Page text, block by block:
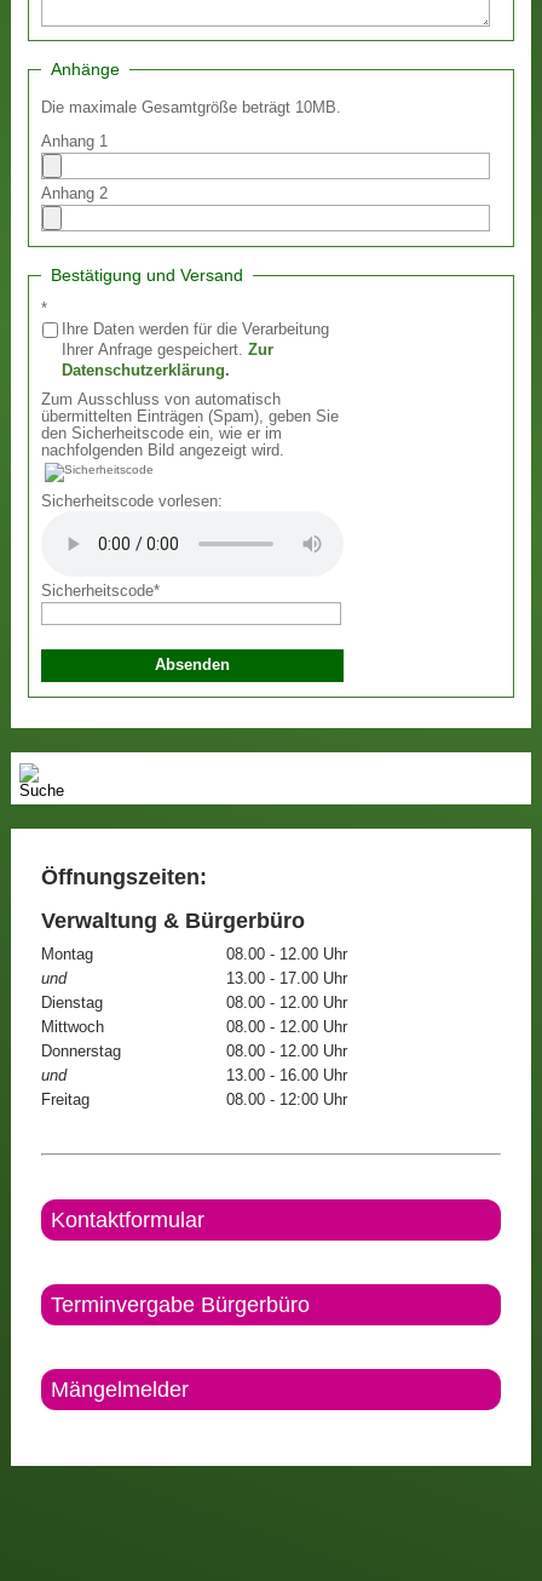
Anhänge
Die maximale Gesamtgröße beträgt 10MB.
Anhang 1
Anhang 2
Bestätigung und Versand
*
Ihre Daten werden für die Verarbeitung
Ihrer Anfrage gespeichert. Zur
Datenschutzerklärung.
Zum Ausschluss von automatisch
übermittelten Einträgen (Spam), geben Sie
den Sicherheitscode ein, wie er im
nachfolgenden Bild angezeigt wird.
Sicherheitscode vorlesen:
Sicherheitscode*
Öffnungszeiten:
Verwaltung & Bürgerbüro
Montag
08.00 - 12.00 Uhr
und
13.00 - 17.00 Uhr
Dienstag
08.00 - 12.00 Uhr
Mittwoch
08.00 - 12.00 Uhr
Donnerstag
08.00 - 12.00 Uhr
und
13.00 - 16.00 Uhr
Freitag
08.00 - 12:00 Uhr
Kontaktformular
Terminvergabe Bürgerbüro
Mängelmelder